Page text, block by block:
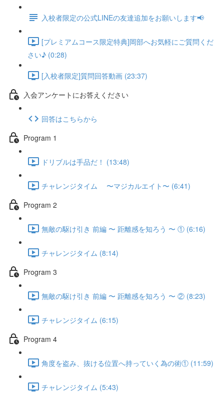
入校者限定の公式LINEの友達追加をお願いします📢
[プレミアムコース限定特典]岡部へお気軽にご質問くだ
さい♪ (0:28)
[入校者限定]質問回答動画 (23:37)
入会アンケートにお答えください
回答はこちらから
Program 1
ドリブルは手品だ！ (13:48)
チャレンジタイム 〜マジカルエイト〜 (6:41)
Program 2
無敵の駆け引き 前編 〜 距離感を知ろう 〜 ① (6:16)
チャレンジタイム (8:14)
Program 3
無敵の駆け引き 前編 〜 距離感を知ろう 〜 ② (8:23)
チャレンジタイム (6:15)
Program 4
角度を盗み、抜ける位置へ持っていく為の術① (11:59)
チャレンジタイム (5:43)